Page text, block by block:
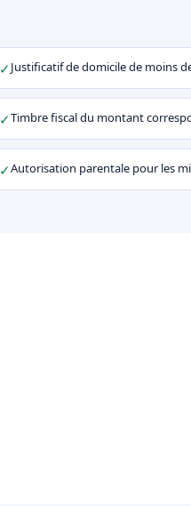
✓Justificatif de domicile de moins
✓Timbre fiscal du montant
✓Autorisation parentale pour les